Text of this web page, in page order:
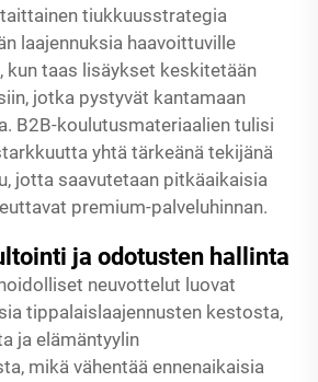
tiukkuusstrategia
laajennuksia haavoittuville
kun taas lisäykset keskitetään
jotka pystyvät kantamaan
B2B-koulutusmateriaalien tulisi
yhtä tärkeänä tekijänä
jotta saavutetaan pitkäaikaisia
premium-palveluhinnan.
ja odotusten hallinta
neuvottelut luovat
tippalaislaajennusten kestosta,
ja elämäntyylin
mikä vähentää ennenaikaisia